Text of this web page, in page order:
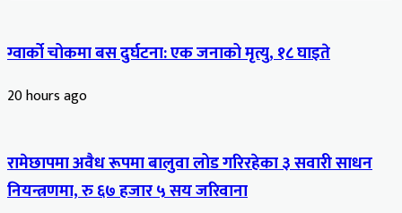
ग्वार्को चोकमा बस दुर्घटना: एक जनाको मृत्यु, १८ घाइते
20 hours ago
रामेछापमा अवैध रूपमा बालुवा लोड गरिरहेका ३ सवारी साधन
नियन्त्रणमा, रु ६७ हजार ५ सय जरिवाना